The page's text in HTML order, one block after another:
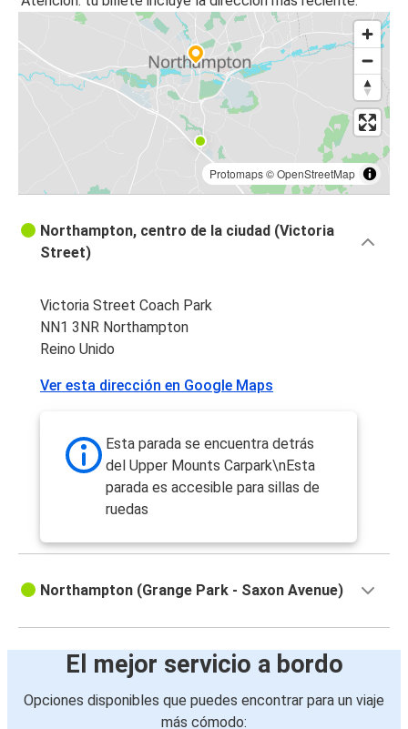
Protomaps©OpenStreetMap
Northampton, centro de la ciudad (Victoria
Street)
Victoria Street Coach Park
NN1 3NR Northampton
Reino Unido
Ver esta dirección en Google Maps
Esta parada se encuentra detrás
del Upper Mounts Carpark\nEsta
parada es accesible para sillas de
ruedas
Northampton (Grange Park - Saxon Avenue)
El mejor servicio a bordo
Opciones disponibles que puedes encontrar para un viaje
más cómodo: